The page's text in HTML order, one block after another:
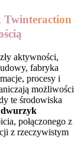
Twinteraction
aktywności,
fabryka
procesy i
możliwości
te środowiska
dwurzyk
połączonego z
z rzeczywistym